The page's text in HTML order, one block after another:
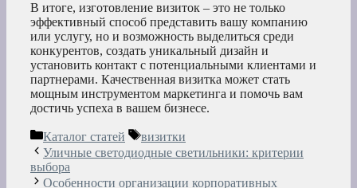
В итоге, изготовление визиток – это не только
эффективный способ представить вашу компанию
или услугу, но и возможность выделиться среди
конкурентов, создать уникальный дизайн и
установить контакт с потенциальными клиентами и
партнерами. Качественная визитка может стать
мощным инструментом маркетинга и помочь вам
достичь успеха в вашем бизнесе.
Рубрики
Каталог статей Метки
визитки
Уличные светодиодные светильники: критерии
выбора
Особенности организации корпоративных